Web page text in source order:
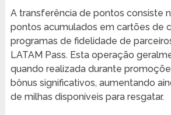
A transferência de pontos consiste
pontos acumulados em cartões de
programas de fidelidade de
LATAM Pass. Esta operação
quando realizada durante
bônus significativos, aumentando
de milhas disponíveis para resgatar.